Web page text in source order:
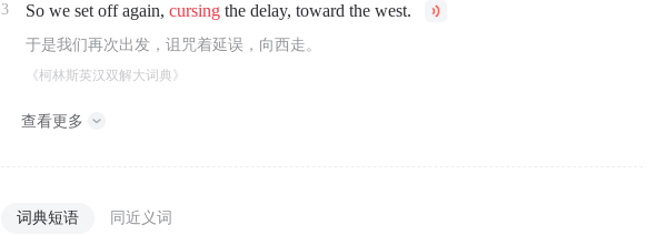
3 So we set off again,cursing the delay, toward the west.
于是我们再次出发，诅咒着延误，向西走。
《柯林斯英汉双解大词典》
查看更多
词典短语 同近义词